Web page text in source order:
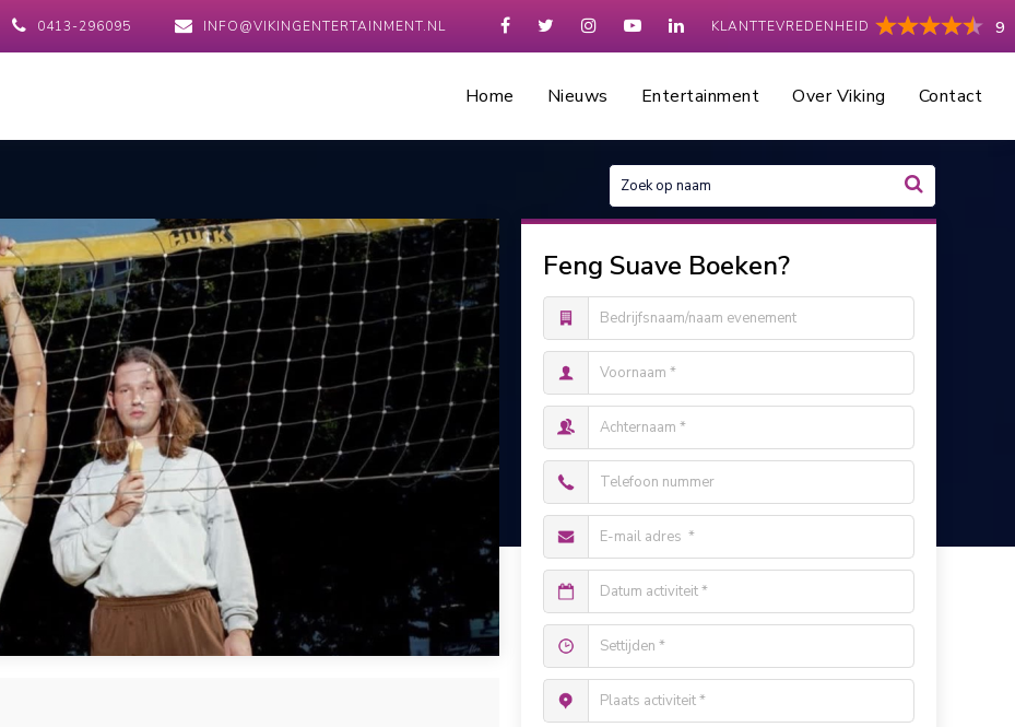
KLANTTEVREDENHEID 9
0413-296095 INFO@VIKINGENTERTAINMENT.NL
Home Nieuws Entertainment Over Viking Contact
Feng Suave Boeken?